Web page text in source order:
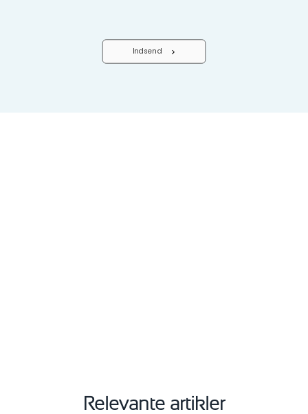
Indsend
Relevante artikler